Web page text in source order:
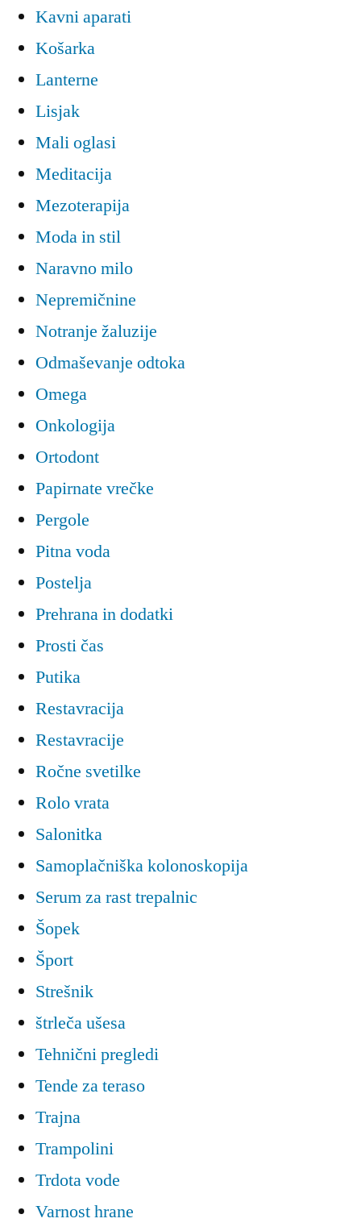
Kavni aparati
Košarka
Lanterne
Lisjak
Mali oglasi
Meditacija
Mezoterapija
Moda in stil
Naravno milo
Nepremičnine
Notranje žaluzije
Odmaševanje odtoka
Omega
Onkologija
Ortodont
Papirnate vrečke
Pergole
Pitna voda
Postelja
Prehrana in dodatki
Prosti čas
Putika
Restavracija
Restavracije
Ročne svetilke
Rolo vrata
Salonitka
Samoplačniška kolonoskopija
Serum za rast trepalnic
Šopek
Šport
Strešnik
štrleča ušesa
Tehnični pregledi
Tende za teraso
Trajna
Trampolini
Trdota vode
Varnost hrane